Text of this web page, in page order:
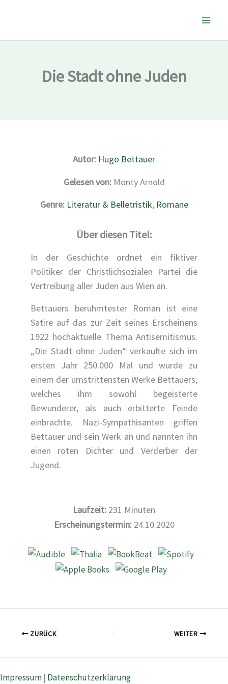
Die Stadt ohne Juden
Autor: Hugo Bettauer
Gelesen von:Monty Arnold
Genre: Literatur & Belletristik, Romane
Über diesen Titel:
In der Geschichte ordnet ein fiktiver
Politiker der Christlichsozialen Partei die
Vertreibung aller Juden aus Wien an.
Bettauers berühmtester Roman ist eine
Satire auf das zur Zeit seines Erscheinens
1922 hochaktuelle Thema Antisemitismus.
„Die Stadt ohne Juden“ verkaufte sich im
ersten Jahr 250.000 Mal und wurde zu
einem der umstrittensten Werke Bettauers,
welches ihm sowohl begeisterte
Bewunderer, als auch erbitterte Feinde
einbrachte. Nazi-Sympathisanten griffen
Bettauer und sein Werk an und nannten ihn
einen roten Dichter und Verderber der
Jugend.
Laufzeit: 231 Minuten
Erscheinungstermin:24.10.2020
ZURÜCK WEITER
Impressum| Datenschutzerklärung